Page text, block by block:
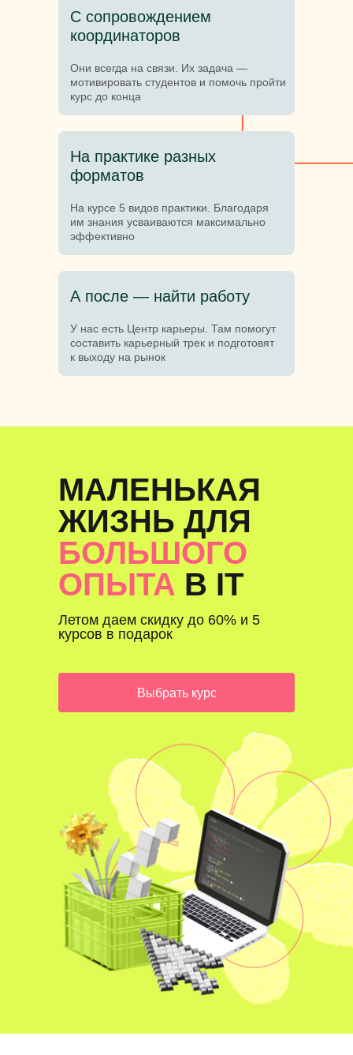
С сопровождением
координаторов
Они всегда на связи. Их задача —
мотивировать студентов и помочь пройти
курс до конца
На практике разных
форматов
На курсе 5 видов практики. Благодаря
им знания усваиваются максимально
эффективно
А после — найти работу
У нас есть Центр карьеры. Там помогут
составить карьерный трек и подготовят
к выходу на рынок
Летом даем скидку до 60% и 5
курсов в подарок
МАЛЕНЬКАЯ
ЖИЗНЬ ДЛЯ
БОЛЬШОГО
ОПЫТА В IT
Выбрать курс